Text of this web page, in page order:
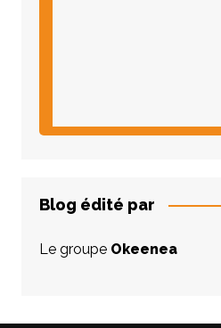
Blog édité par
Le groupe Okeenea